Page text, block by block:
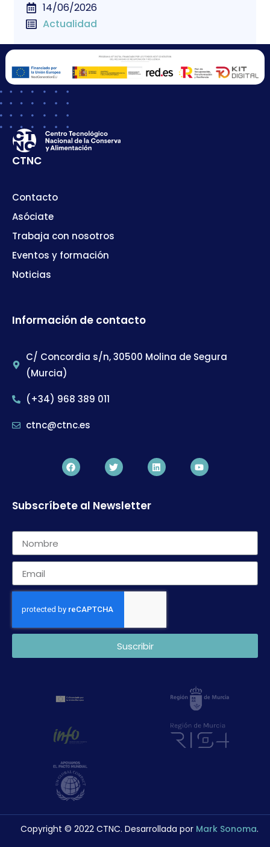
14/06/2026
Actualidad
CTNC
Contacto
Asóciate
Trabaja con nosotros
Eventos y formación
Noticias
Información de contacto
C/ Concordia s/n, 30500 Molina de Segura
(Murcia)
(+34) 968 389 011
ctnc@ctnc.es
Subscríbete al Newsletter
Suscribir
Copyright © 2022 CTNC. Desarrollada por Mark Sonoma.